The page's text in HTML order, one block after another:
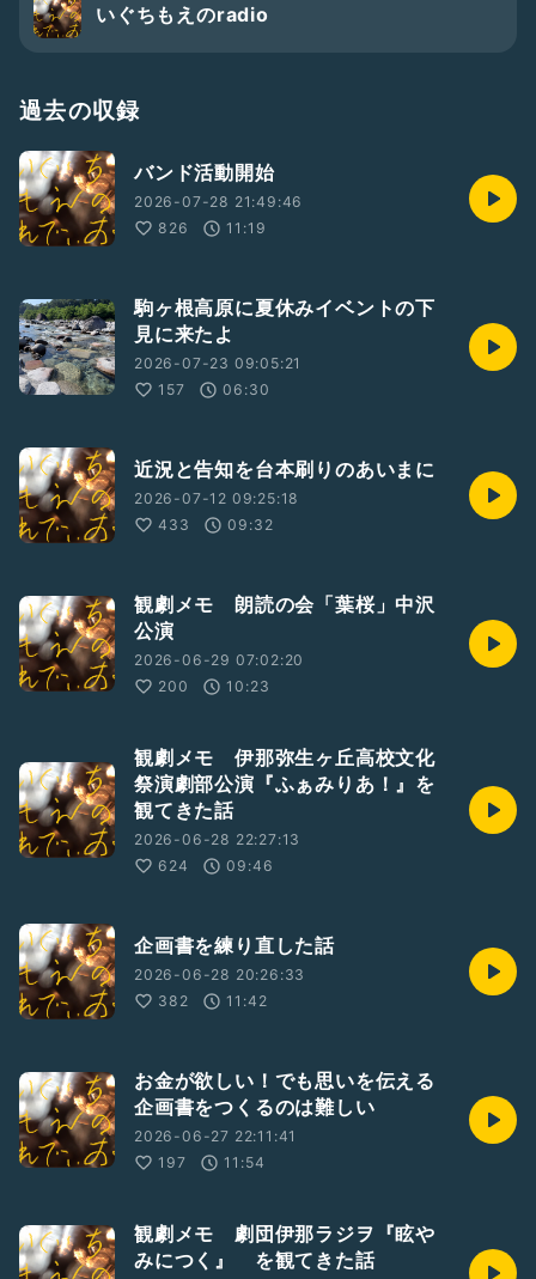
いぐちもえのradio
過去の収録
バンド活動開始
2026-07-28 21:49:46
826
11:19
駒ヶ根高原に夏休みイベントの下
見に来たよ
2026-07-23 09:05:21
157
06:30
近況と告知を台本刷りのあいまに
2026-07-12 09:25:18
433
09:32
観劇メモ 朗読の会「葉桜」中沢
公演
2026-06-29 07:02:20
200
10:23
観劇メモ 伊那弥生ヶ丘高校文化
祭演劇部公演『ふぁみりあ！』を
観てきた話
2026-06-28 22:27:13
624
09:46
企画書を練り直した話
2026-06-28 20:26:33
382
11:42
お金が欲しい！でも思いを伝える
企画書をつくるのは難しい
2026-06-27 22:11:41
197
11:54
観劇メモ 劇団伊那ラジヲ『眩や
みにつく』 を観てきた話